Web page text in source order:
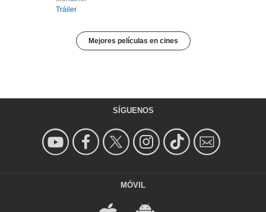
Tráiler
Mejores películas en cines
SÍGUENOS
MÓVIL